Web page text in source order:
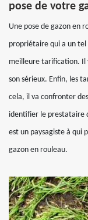
pose de votre
Une pose de gazon en
propriétaire qui a un
meilleure tarification. Il
son sérieux. Enfin, les
cela, il va confronter
identifier le prestataire
est un paysagiste à qui
gazon en rouleau.